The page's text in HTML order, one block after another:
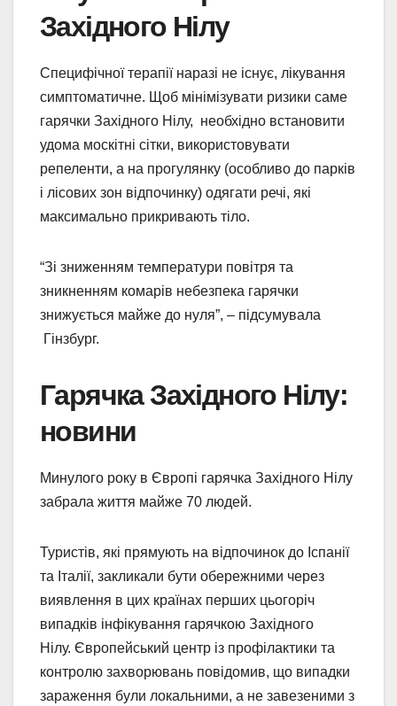
Західного Нілу
Специфічної терапії наразі не існує, лікування
симптоматичне. Щоб мінімізувати ризики саме
гарячки Західного Нілу, необхідно встановити
удома москітні сітки, використовувати
репеленти, а на прогулянку (особливо до парків
і лісових зон відпочинку) одягати речі, які
максимально прикривають тіло.
“Зі зниженням температури повітря та
зникненням комарів небезпека гарячки
знижується майже до нуля”, – підсумувала
Гінзбург.
Гарячка Західного Нілу:
новини
Минулого року в Європі гарячка Західного Нілу
забрала життя майже 70 людей.
Туристів, які прямують на відпочинок до Іспанії
та Італії, закликали бути обережними через
виявлення в цих країнах перших цьогоріч
випадків інфікування гарячкою Західного
Нілу. Європейський центр із профілактики та
контролю захворювань повідомив, що випадки
зараження були локальними, а не завезеними з